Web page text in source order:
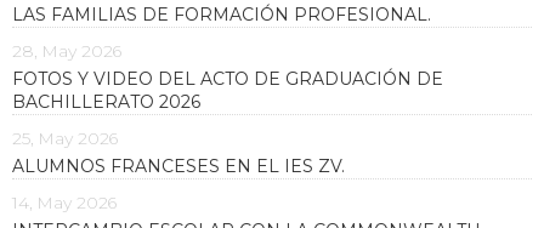
LAS FAMILIAS DE FORMACIÓN PROFESIONAL.
28, May 2026
FOTOS Y VIDEO DEL ACTO DE GRADUACIÓN DE
BACHILLERATO 2026
25, May 2026
ALUMNOS FRANCESES EN EL IES ZV.
14, May 2026